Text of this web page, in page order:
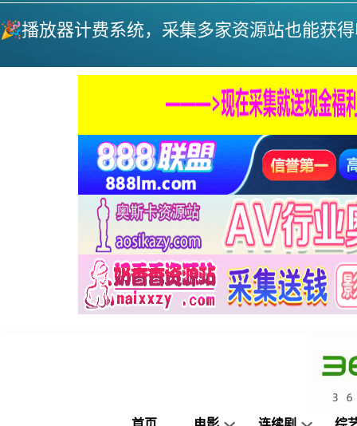
🎉播放器计费系统，采集多家资源站也能获